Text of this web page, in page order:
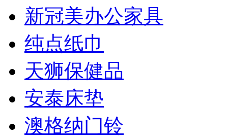
新冠美办公家具
纯点纸巾
天狮保健品
安泰床垫
澳格纳门铃